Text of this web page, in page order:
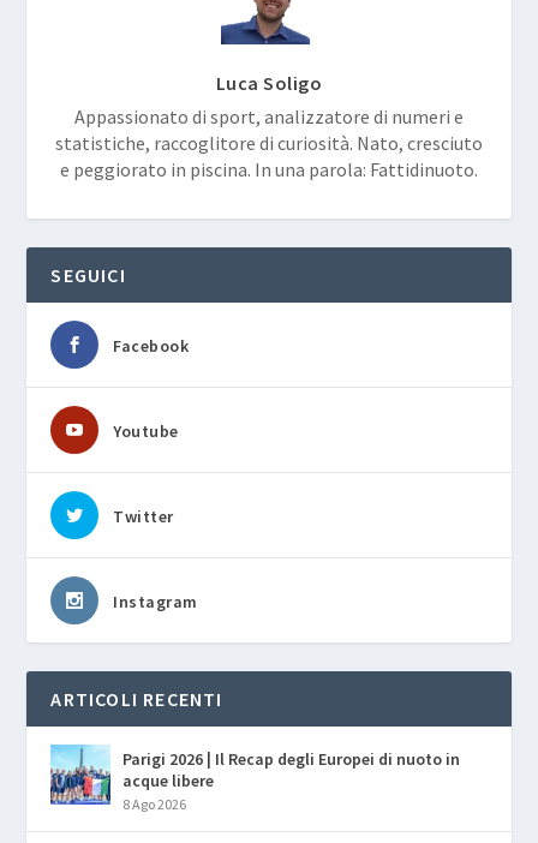
Luca Soligo
Appassionato di sport, analizzatore di numeri e
statistiche, raccoglitore di curiosità. Nato, cresciuto
e peggiorato in piscina. In una parola: Fattidinuoto.
SEGUICI
Facebook
Youtube
Twitter
Instagram
ARTICOLI RECENTI
Parigi 2026 | Il Recap degli Europei di nuoto in
acque libere
8 Ago 2026